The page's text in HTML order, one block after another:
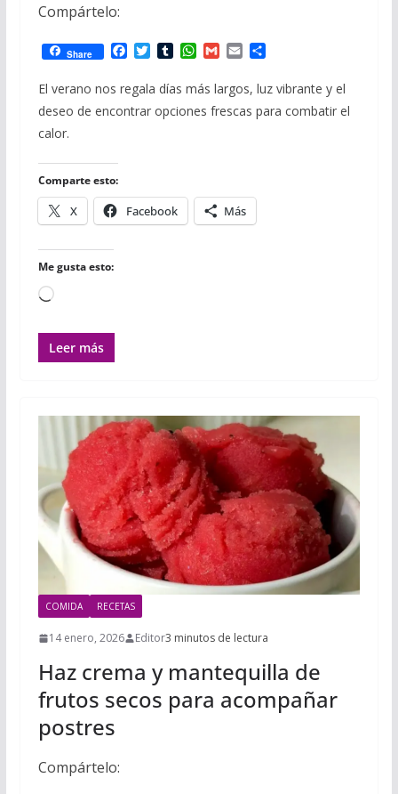
Compártelo:
Share
F
c
e
b
T
i
t
t
T
m
b
l
W
a
t
s
G
a
i
l
E
a
i
l
C
m
p
a
El verano nos regala días más largos, luz vibrante y el
deseo de encontrar opciones frescas para combatir el
calor.
Comparte esto:
X Facebook Más
Me gusta esto:
Cargando...
Leer más
COMIDA RECETAS
14 enero, 2026 Editor3 minutos de lectura
Haz crema y mantequilla de
frutos secos para acompañar
postres
Compártelo: